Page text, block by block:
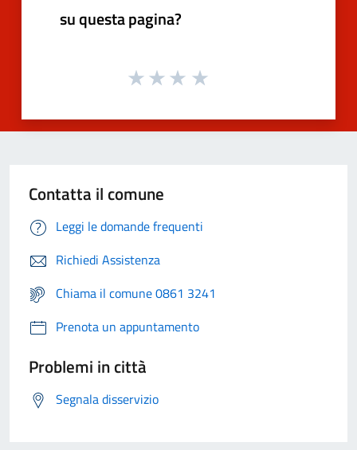
su questa pagina?
Contatta il comune
Leggi le domande frequenti
Richiedi Assistenza
Chiama il comune 0861 3241
Prenota un appuntamento
Problemi in città
Segnala disservizio